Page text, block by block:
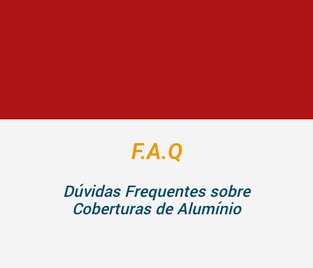
F.A.Q
Dúvidas Frequentes sobre
Coberturas de Alumínio